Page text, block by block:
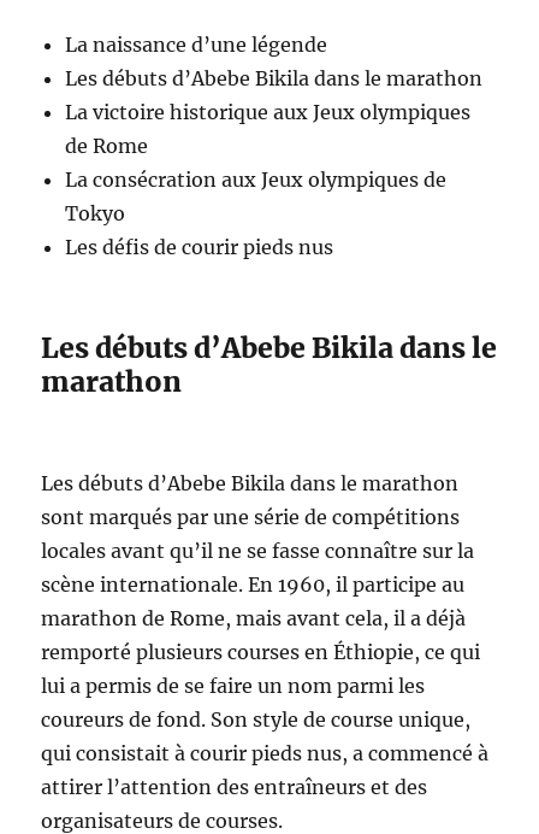
La naissance d’une légende
Les débuts d’Abebe Bikila dans le marathon
La victoire historique aux Jeux olympiques
de Rome
La consécration aux Jeux olympiques de
Tokyo
Les défis de courir pieds nus
Les débuts d’Abebe Bikila dans le
marathon
Les débuts d’Abebe Bikila dans le marathon
sont marqués par une série de compétitions
locales avant qu’il ne se fasse connaître sur la
scène internationale. En 1960, il participe au
marathon de Rome, mais avant cela, il a déjà
remporté plusieurs courses en Éthiopie, ce qui
lui a permis de se faire un nom parmi les
coureurs de fond. Son style de course unique,
qui consistait à courir pieds nus, a commencé à
attirer l’attention des entraîneurs et des
organisateurs de courses.